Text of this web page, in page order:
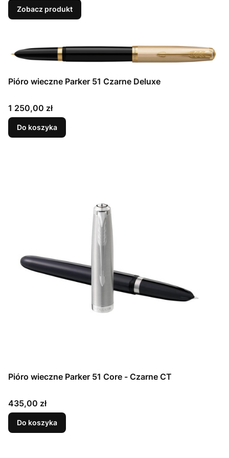
Zobacz produkt
Pióro wieczne Parker 51 Czarne Deluxe
Cena
1 250,00 zł
Do koszyka
Pióro wieczne Parker 51 Core - Czarne CT
Cena
435,00 zł
Do koszyka